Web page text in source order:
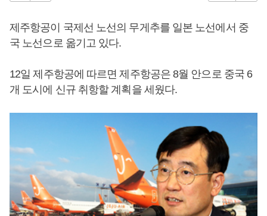
제주항공이 국제선 노선의 무게추를 일본 노선에서 중
국 노선으로 옮기고 있다.
12일 제주항공에 따르면 제주항공은 8월 안으로 중국 6
개 도시에 신규 취항할 계획을 세웠다.